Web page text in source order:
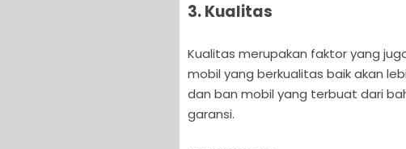
3. Kualitas
Kualitas merupakan faktor yang
mobil yang berkualitas baik akan
dan ban mobil yang terbuat dari
garansi.